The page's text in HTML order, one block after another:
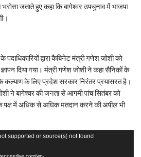
जताते हुए कहा कि बागेश्वर उपचुनाव में भाजपा
द्वारा कैबिनेट मंत्री गणेश जोशी को
दिया गया। मंत्री गणेश जोशी ने कहा सैनिकों के
के लिए प्रदेश सरकार निरंतर प्रयासरत है।
ने बागेश्वर की जनता से आगमी पांच सितंबर को
के पक्ष में अधिक से अधिक मतदान करने की अपील भी
supported or source(s) not found
wp-